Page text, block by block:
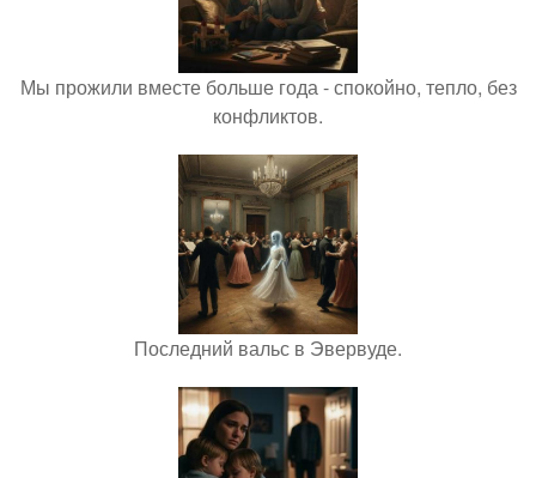
Мы прожили вместе больше года - спокойно, тепло, без
конфликтов.
Последний вальс в Эвервуде.